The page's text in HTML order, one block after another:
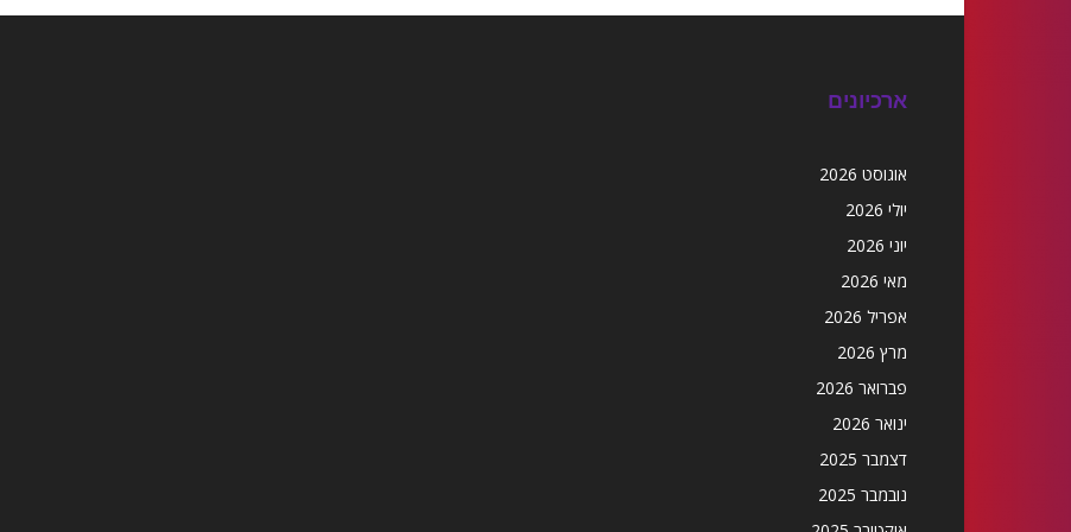
ארכיונים
אוגוסט 2026
יולי 2026
יוני 2026
מאי 2026
אפריל 2026
מרץ 2026
פברואר 2026
ינואר 2026
דצמבר 2025
נובמבר 2025